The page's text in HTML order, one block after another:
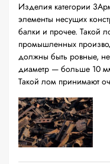
Изделия категории
элементы несущих
балки и прочее. Такой
промышленных
должны быть ровные, не
диаметр — больше 10
Такой лом принимают